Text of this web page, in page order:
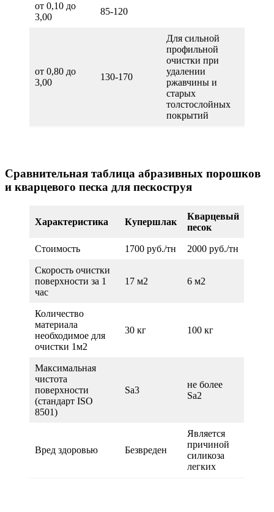
от 0,10 до
3,00
85-120
от 0,80 до
3,00
130-170
Для сильной
профильной
очистки при
удалении
ржавчины и
старых
толстослойных
покрытий
Сравнительная таблица абразивных порошков
и кварцевого песка для пескоструя
Характеристика Купершлак
Кварцевый
песок
Стоимость 1700 руб./тн 2000 руб./тн
Скорость очистки
поверхности за 1
час
17 м2 6 м2
Количество
материала
необходимое для
очистки 1м2
30 кг 100 кг
Максимальная
чистота
поверхности
(стандарт ISO
8501)
Sa3
не более
Sa2
Вред здоровью Безвреден
Является
причиной
силикоза
легких